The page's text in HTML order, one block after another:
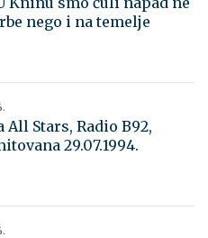
nego i na temelje
All Stars, Radio B92,
29.07.1994.